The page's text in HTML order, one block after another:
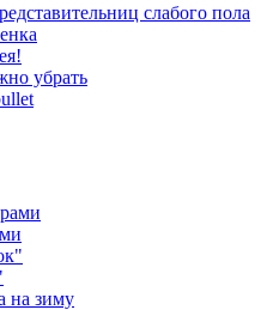
слабого пола
убрать